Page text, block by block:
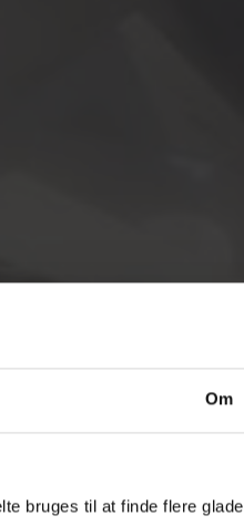
Om
bruges til at finde flere glade